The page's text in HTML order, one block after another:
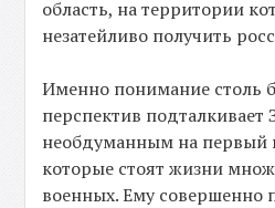
область, на территории
незатейливо получить
Именно понимание столь
перспектив подталкивает
необдуманным на первый
которые стоят жизни
военных. Ему совершенно